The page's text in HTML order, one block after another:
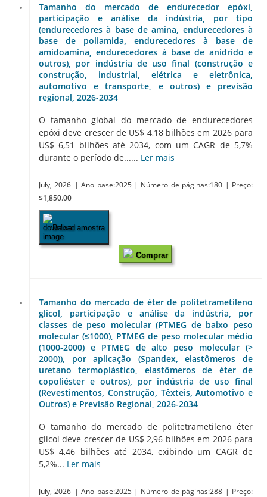
Tamanho do mercado de endurecedor epóxi,
participação e análise da indústria, por tipo
(endurecedores à base de amina, endurecedores à
base de poliamida, endurecedores à base de
amidoamina, endurecedores à base de anidrido e
outros), por indústria de uso final (construção e
construção, industrial, elétrica e eletrônica,
automotivo e transporte, e outros) e previsão
regional, 2026-2034
O tamanho global do mercado de endurecedores
epóxi deve crescer de US$ 4,18 bilhões em 2026 para
US$ 6,51 bilhões até 2034, com um CAGR de 5,7%
durante o período de...... Ler mais
July, 2026 | Ano base:2025 | Número de páginas:180 | Preço:
$1,850.00
Baixar amostra
Comprar
Tamanho do mercado de éter de politetrametileno
glicol, participação e análise da indústria, por
classes de peso molecular (PTMEG de baixo peso
molecular (≤1000), PTMEG de peso molecular médio
(1000-2000) e PTMEG de alto peso molecular (>
2000)), por aplicação (Spandex, elastômeros de
uretano termoplástico, elastômeros de éter de
copoliéster e outros), por indústria de uso final
(Revestimentos, Construção, Têxteis, Automotivo e
Outros) e Previsão Regional, 2026-2034
O tamanho do mercado de politetrametileno éter
glicol deve crescer de US$ 2,96 bilhões em 2026 para
US$ 4,46 bilhões até 2034, exibindo um CAGR de
5,2%... Ler mais
July, 2026 | Ano base:2025 | Número de páginas:288 | Preço: